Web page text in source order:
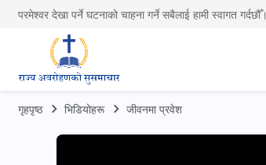
परमेश्वर देखा पर्ने घटनाको चाहना गर्ने सबैलाई हामी स्वागत गर्दछौँ।
गृहपृष्ठ भिडियोहरू जीवनमा प्रवेश